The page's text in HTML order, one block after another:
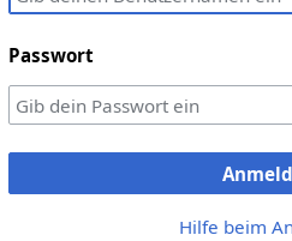
Passwort
Hilfe beim